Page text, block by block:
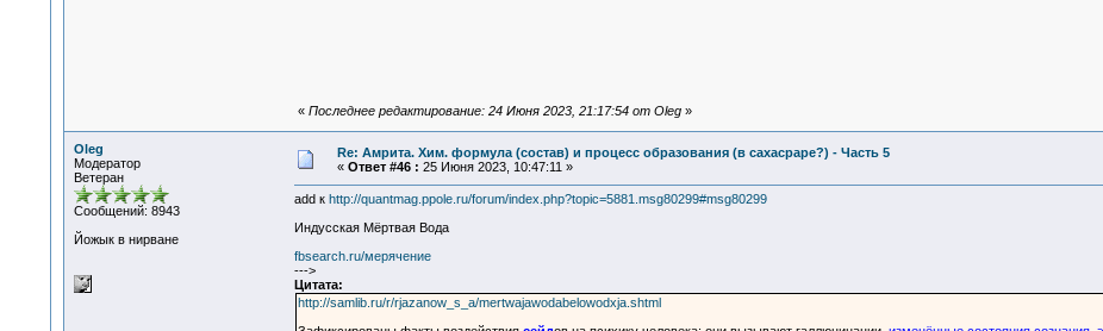
« Последнее редактирование: 24 Июня 2023, 21:17:54 от Oleg»
Oleg
Модератор
Ветеран
Сообщений: 8943
Йожык в нирване
Re: Амрита. Хим. формула (состав) и процесс образования (в сахасраре?) - Часть 5
« Ответ #46 : 25 Июня 2023, 10:47:11 »
add к http://quantmag.ppole.ru/forum/index.php?topic=5881.msg80299#msg80299
Индусская Мёртвая Вода
fbsearch.ru/мерячение
--->
Цитата:
http://samlib.ru/r/rjazanow_s_a/mertwajawodabelowodxja.shtml